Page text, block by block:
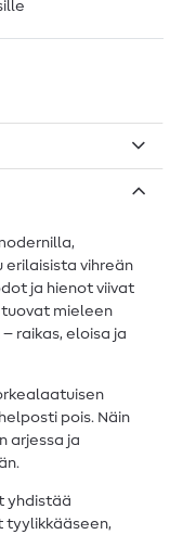
erilaisista vihreän
ja hienot viivat
tuovat mieleen
raikas, eloisa ja
pois. Näin
arjessa ja
yhdistää
tyylikkääseen,